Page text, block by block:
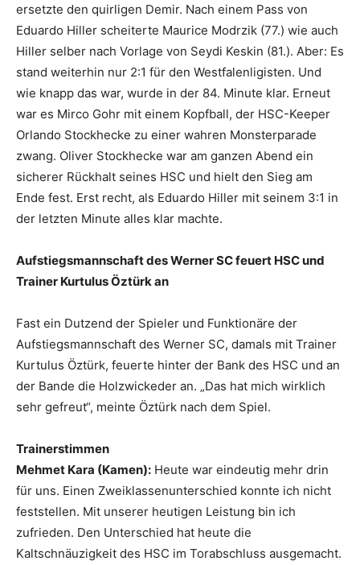
ersetzte den quirligen Demir. Nach einem Pass von
Eduardo Hiller scheiterte Maurice Modrzik (77.) wie auch
Hiller selber nach Vorlage von Seydi Keskin (81.). Aber: Es
stand weiterhin nur 2:1 für den Westfalenligisten. Und
wie knapp das war, wurde in der 84. Minute klar. Erneut
war es Mirco Gohr mit einem Kopfball, der HSC-Keeper
Orlando Stockhecke zu einer wahren Monsterparade
zwang. Oliver Stockhecke war am ganzen Abend ein
sicherer Rückhalt seines HSC und hielt den Sieg am
Ende fest. Erst recht, als Eduardo Hiller mit seinem 3:1 in
der letzten Minute alles klar machte.
Aufstiegsmannschaft des Werner SC feuert HSC und
Trainer Kurtulus Öztürk an
Fast ein Dutzend der Spieler und Funktionäre der
Aufstiegsmannschaft des Werner SC, damals mit Trainer
Kurtulus Öztürk, feuerte hinter der Bank des HSC und an
der Bande die Holzwickeder an. „Das hat mich wirklich
sehr gefreut“, meinte Öztürk nach dem Spiel.
Trainerstimmen
Mehmet Kara (Kamen): Heute war eindeutig mehr drin
für uns. Einen Zweiklassenunterschied konnte ich nicht
feststellen. Mit unserer heutigen Leistung bin ich
zufrieden. Den Unterschied hat heute die
Kaltschnäuzigkeit des HSC im Torabschluss ausgemacht.